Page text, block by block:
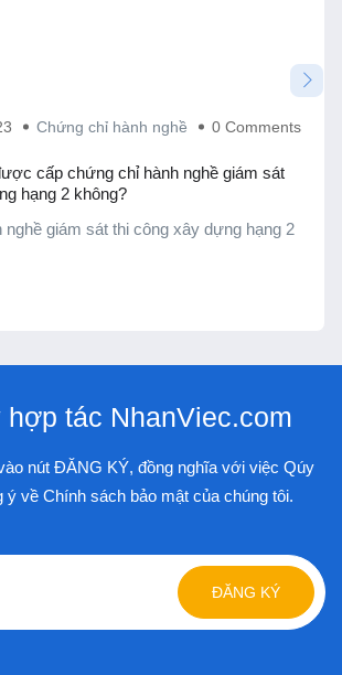
Chứng chỉ hành nghề 0 Comments
cấp chứng chỉ hành nghề giám sát
hạng 2 không?
nghề giám sát thi công xây dựng hạng 2
tác NhanViec.com
nút ĐĂNG KÝ, đồng nghĩa với việc Qúy
ý về Chính sách bảo mật của chúng tôi.
ĐĂNG KÝ